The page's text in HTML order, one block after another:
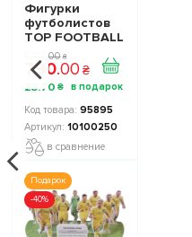
Фигурки
футболистов
TOP FOOTBALL
STARS - Набор
The Football
Stars
Collection 1
10100250
00 ₴
790.00 ₴
23.70 ₴
95895
10100250
в сравнение
Подарок
-40%